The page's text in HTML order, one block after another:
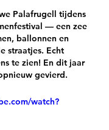
Palafrugell tijdens
— een zee
ballonnen en
straatjes. Echt
te zien! En dit jaar
gevierd.
watch?